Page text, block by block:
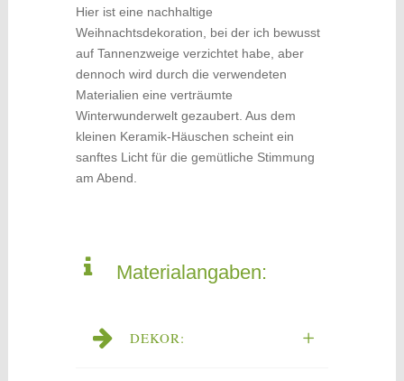
Hier ist eine nachhaltige
Weihnachtsdekoration, bei der ich bewusst
auf Tannenzweige verzichtet habe, aber
dennoch wird durch die verwendeten
Materialien eine verträumte
Winterwunderwelt gezaubert. Aus dem
kleinen Keramik-Häuschen scheint ein
sanftes Licht für die gemütliche Stimmung
am Abend.
Materialangaben:
DEKOR: